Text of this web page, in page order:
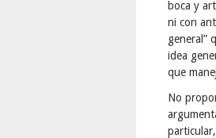
boca y
ni con
general”
idea
que
No